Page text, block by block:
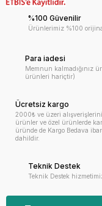
%100 Güvenilir
Ürünlerimiz %100
Para iadesi
Memnun kalmadığınız
ürünleri hariçtir)
Ücretsiz kargo
2000₺ ve üzeri
ürünler ve özel ürünlerde
üründe de Kargo Bedava
dahildir.
Teknik Destek
Teknik Destek